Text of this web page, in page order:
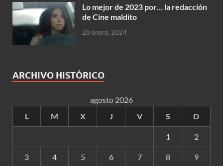
Lo mejor de 2023 por… la redacción
de Cine maldito
20 enero, 2024
ARCHIVO HISTÓRICO
agosto 2026
L
M X J V S D
1 2
3 4 5 6 7 8 9